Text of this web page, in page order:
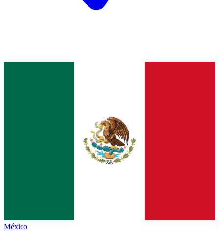
México